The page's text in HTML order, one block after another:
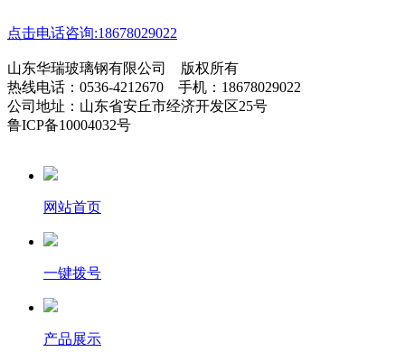
点击电话咨询:18678029022
山东华瑞玻璃钢有限公司 版权所有
热线电话：0536-4212670 手机：18678029022
公司地址：山东省安丘市经济开发区25号
鲁ICP备10004032号
网站首页
一键拨号
产品展示